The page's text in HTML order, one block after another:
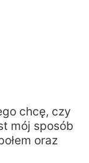
chcę, czy
mój sposób
oraz